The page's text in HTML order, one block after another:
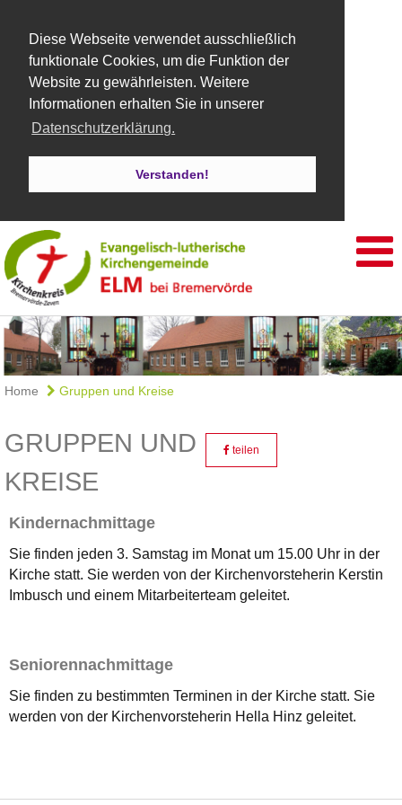
Diese Webseite verwendet ausschließlich
funktionale Cookies, um die Funktion der
Website zu gewährleisten. Weitere
Informationen erhalten Sie in unserer
Datenschutzerklärung.
Verstanden!
Home Gruppen und Kreise
GRUPPEN UND
KREISE
teilen
Kindernachmittage
Sie finden jeden 3. Samstag im Monat um 15.00 Uhr in der
Kirche statt. Sie werden von der Kirchenvorsteherin Kerstin
Imbusch und einem Mitarbeiterteam geleitet.
Seniorennachmittage
Sie finden zu bestimmten Terminen in der Kirche statt. Sie
werden von der Kirchenvorsteherin Hella Hinz geleitet.